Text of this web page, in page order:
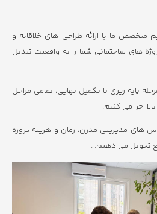
متخصص ما با ارائه طراحی های خلاقانه و
های ساختمانی شما را به واقعیت تبدیل
پایه ریزی تا تکمیل نهایی، تمامی مراحل
اجرا می کنیم.
های مدیریتی مدرن، زمان و هزینه پروژه
تحویل می دهیم. .